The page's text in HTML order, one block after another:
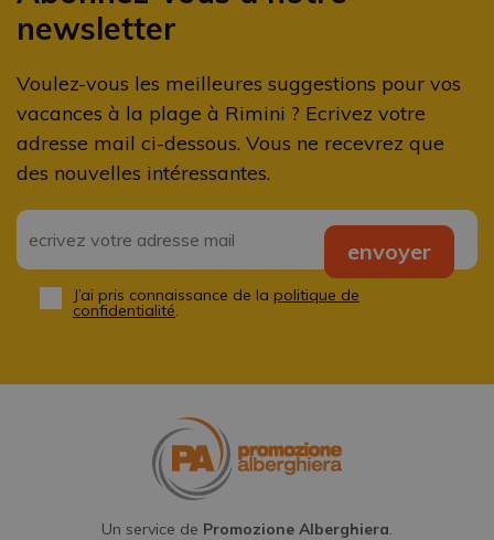
newsletter
Voulez-vous les meilleures suggestions pour vos
vacances à la plage à Rimini ? Ecrivez votre
adresse mail ci-dessous. Vous ne recevrez que
des nouvelles intéressantes.
Email
Privacy*
J’ai pris connaissance de la politique de
confidentialité.
envoyer
Un service de Promozione Alberghiera.